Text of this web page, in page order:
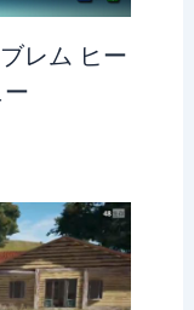
レム ヒー